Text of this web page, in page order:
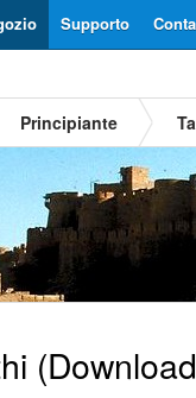
Supporto
Principiante